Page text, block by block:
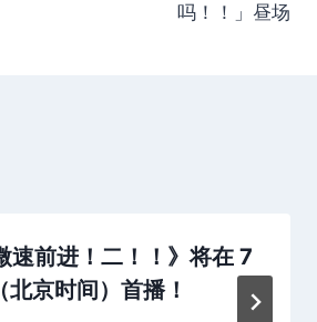
吗！！」昼场
速前进！二！！》将在 7
北京时间）首播！